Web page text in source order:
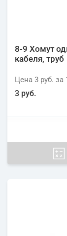
8-9 Хомут
кабеля, труб
Цена 3 руб. за
3 руб.